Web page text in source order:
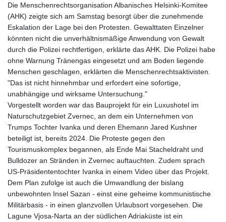
Die Menschenrechtsorganisation Albanisches Helsinki-Komitee
(AHK) zeigte sich am Samstag besorgt über die zunehmende
Eskalation der Lage bei den Protesten. Gewalttaten Einzelner
könnten nicht die unverhältnismäßige Anwendung von Gewalt
durch die Polizei rechtfertigen, erklärte das AHK. Die Polizei habe
ohne Warnung Tränengas eingesetzt und am Boden liegende
Menschen geschlagen, erklärten die Menschenrechtsaktivisten.
"Das ist nicht hinnehmbar und erfordert eine sofortige,
unabhängige und wirksame Untersuchung."
Vorgestellt worden war das Bauprojekt für ein Luxushotel im
Naturschutzgebiet Zvernec, an dem ein Unternehmen von
Trumps Tochter Ivanka und deren Ehemann Jared Kushner
beteiligt ist, bereits 2024. Die Proteste gegen den
Tourismuskomplex begannen, als Ende Mai Stacheldraht und
Bulldozer an Stränden in Zvernec auftauchten. Zudem sprach
US-Präsidententochter Ivanka in einem Video über das Projekt.
Dem Plan zufolge ist auch die Umwandlung der bislang
unbewohnten Insel Sazan - einst eine geheime kommunistische
Militärbasis - in einen glanzvollen Urlaubsort vorgesehen. Die
Lagune Vjosa-Narta an der südlichen Adriaküste ist ein